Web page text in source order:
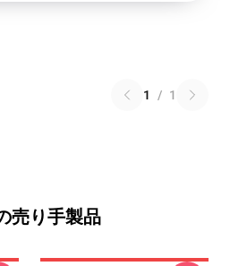
1 / 1
売り手製品